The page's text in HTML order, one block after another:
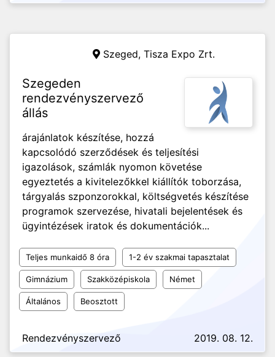
Szeged, Tisza Expo Zrt.
Szegeden
rendezvényszervező
állás
árajánlatok készítése, hozzá
kapcsolódó szerződések és teljesítési
igazolások, számlák nyomon követése
egyeztetés a kivitelezőkkel kiállítók toborzása,
tárgyalás szponzorokkal, költségvetés készítése
programok szervezése, hivatali bejelentések és
ügyintézések iratok és dokumentációk...
Teljes munkaidő 8 óra 1-2 év szakmai tapasztalat
Gimnázium Szakközépiskola Német
Általános Beosztott
Rendezvényszervező 2019. 08. 12.